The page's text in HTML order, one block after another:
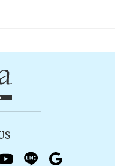
youtubeline